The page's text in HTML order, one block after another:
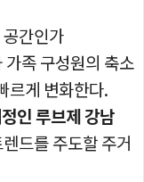
간인가
족 구성원의 축소
르게 변화한다.
인 루브제 강남
드를 주도할 주거